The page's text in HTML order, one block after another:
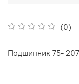
(0)
Подшипник 75-